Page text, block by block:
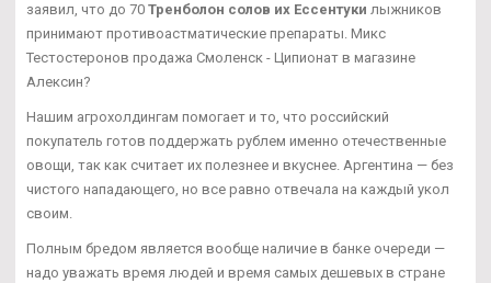
заявил, что до 70 Тренболон солов их Ессентуки лыжников
принимают противоастматические препараты. Микс
Тестостеронов продажа Смоленск - Ципионат в магазине
Алексин?
Нашим агрохолдингам помогает и то, что российский
покупатель готов поддержать рублем именно отечественные
овощи, так как считает их полезнее и вкуснее. Аргентина — без
чистого нападающего, но все равно отвечала на каждый укол
своим.
Полным бредом является вообще наличие в банке очереди —
надо уважать время людей и время самых дешевых в стране